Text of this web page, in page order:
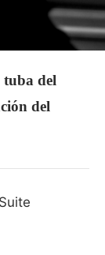
tuba del
del